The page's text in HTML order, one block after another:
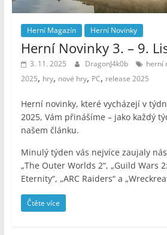
Herní Magazín Herní Novinky
Herní Novinky 3. – 9.
3. 11. 2025 DragonJ4k0b herní
2025, hry, nové hry, PC, release 2025
Herní novinky, které vycházejí v
2025, Vám přinášíme – jako každý
našem článku.
Minulý týden vás nejvíce zaujaly
„The Outer Worlds 2“, „Guild Wars
Eternity“, „ARC Raiders“ a
Čtěte více